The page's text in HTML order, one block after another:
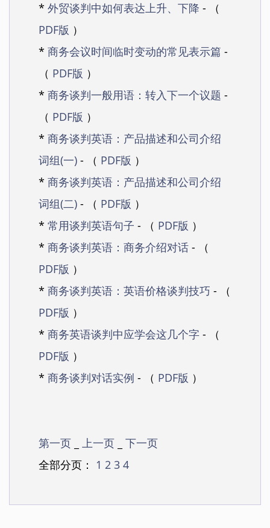
* 外贸谈判中如何表达上升、下降 - （
PDF版 ）
* 商务会议时间临时变动的常见表示篇 -
（ PDF版 ）
* 商务谈判一般用语：转入下一个议题 -
（ PDF版 ）
* 商务谈判英语：产品描述和公司介绍
词组(一) - （ PDF版 ）
* 商务谈判英语：产品描述和公司介绍
词组(二) - （ PDF版 ）
* 常用谈判英语句子 - （ PDF版 ）
* 商务谈判英语：商务介绍对话 - （
PDF版 ）
* 商务谈判英语：英语价格谈判技巧 - （
PDF版 ）
* 商务英语谈判中应学会这几个字 - （
PDF版 ）
* 商务谈判对话实例 - （ PDF版 ）
第一页 上一页
下一页
全部分页： 1 2 3 4